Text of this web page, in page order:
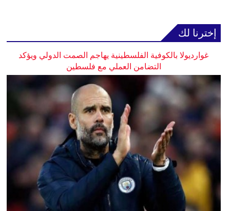
إخترنا لك
غوارديولا بالكوفية الفلسطينية يهاجم الصمت الدولي ويؤكد
التضامن العملي مع فلسطين